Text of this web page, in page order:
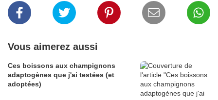
Vous aimerez aussi
Ces boissons aux champignons
adaptogènes que j'ai testées (et
adoptées)